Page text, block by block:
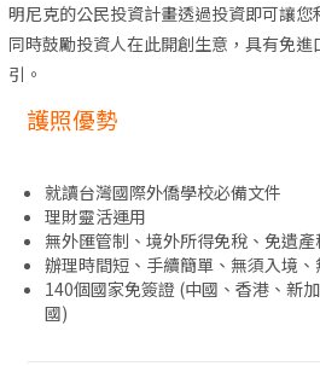
明尼克的公民投資計畫透過投資即可讓您
同時鼓勵投資人在此開創生意，具有免
引。
護照優勢
就讀台灣國際外僑學校必備文件
理財靈活運用
無外匯管制、境外所得免稅、免遺
辦理時間短、手續簡單、無須入境
140個國家免簽證 (中國、香港、新
國)